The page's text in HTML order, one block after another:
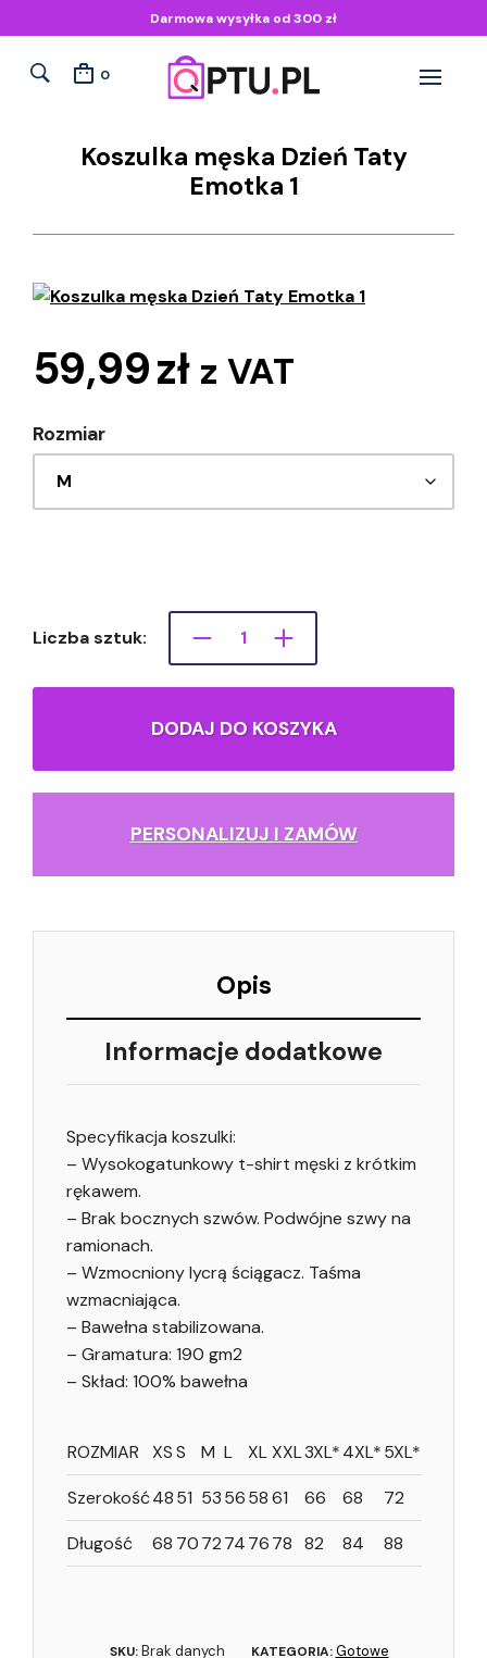
Darmowa wysyłka od 300 zł
0
Koszulka męska Dzień Taty
Emotka 1
59,99zł z VAT
Rozmiar
Liczba sztuk:
DODAJ DO KOSZYKA
PERSONALIZUJ I ZAMÓW
Opis
Informacje dodatkowe
Specyfikacja koszulki:
– Wysokogatunkowy t-shirt męski z krótkim
rękawem.
– Brak bocznych szwów. Podwójne szwy na
ramionach.
– Wzmocniony lycrą ściągacz. Taśma
wzmacniająca.
– Bawełna stabilizowana.
– Gramatura: 190 gm2
– Skład: 100% bawełna
ROZMIAR XSS M L XLXXL3XL*4XL*5XL*
Szerokość4851 53565861 66 68
72
Długość
68 7072747678 82 84 88
SKU:Brak danych KATEGORIA:Gotowe